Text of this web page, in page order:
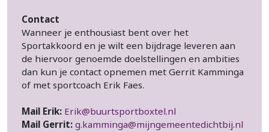
Contact
Wanneer je enthousiast bent over het
Sportakkoord en je wilt een bijdrage leveren aan
de hiervoor genoemde doelstellingen en ambities
dan kun je contact opnemen met Gerrit Kamminga
of met sportcoach Erik Faes.
Mail Erik: Erik@buurtsportboxtel.nl
Mail Gerrit: g.kamminga@mijngemeentedichtbij.nl